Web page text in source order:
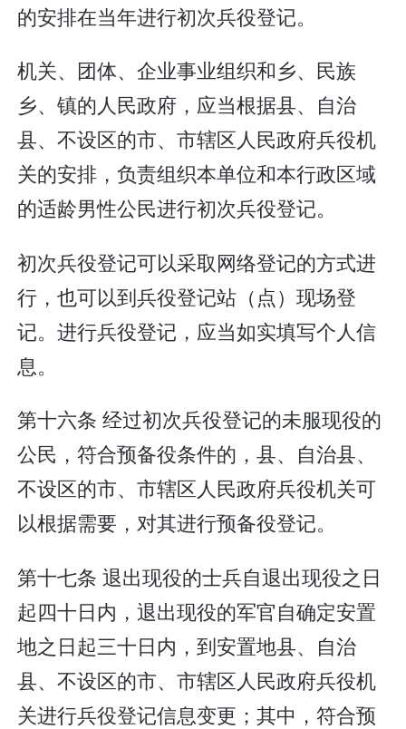
的安排在当年进行初次兵役登记。
机关、团体、企业事业组织和乡、民族
乡、镇的人民政府，应当根据县、自治
县、不设区的市、市辖区人民政府兵役机
关的安排，负责组织本单位和本行政区域
的适龄男性公民进行初次兵役登记。
初次兵役登记可以采取网络登记的方式进
行，也可以到兵役登记站（点）现场登
记。进行兵役登记，应当如实填写个人信
息。
第十六条 经过初次兵役登记的未服现役的
公民，符合预备役条件的，县、自治县、
不设区的市、市辖区人民政府兵役机关可
以根据需要，对其进行预备役登记。
第十七条 退出现役的士兵自退出现役之日
起四十日内，退出现役的军官自确定安置
地之日起三十日内，到安置地县、自治
县、不设区的市、市辖区人民政府兵役机
关进行兵役登记信息变更；其中，符合预